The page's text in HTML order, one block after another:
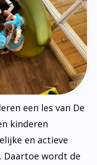
een les van De
kinderen
en actieve
Daartoe wordt de